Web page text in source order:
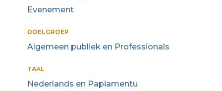
Evenement
DOELGROEP
Algemeen publiek en Professionals
TAAL
Nederlands en Papiamentu